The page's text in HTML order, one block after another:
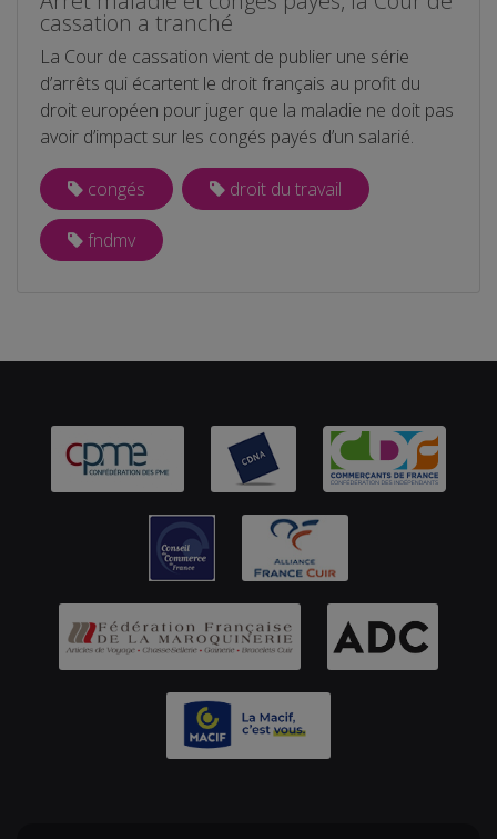
cassation a tranché
La Cour de cassation vient de publier une série
d’arrêts qui écartent le droit français au profit du
droit européen pour juger que la maladie ne doit pas
avoir d’impact sur les congés payés d’un salarié.
congés droit du travail
fndmv